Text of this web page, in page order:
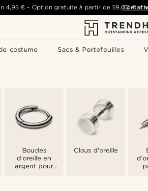
costume Sacs & Portefeuilles
4,95 € - Option gratuite à partir de59,00 €
Boucles
d'oreille en
argent pour
Clous d'oreille